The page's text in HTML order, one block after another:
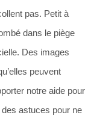
pas. Petit à
dans le piège
Des images
peuvent
notre aide pour
astuces pour ne